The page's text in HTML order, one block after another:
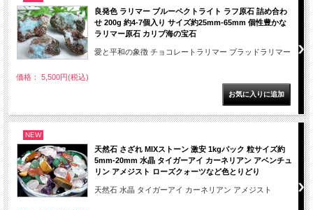
良発色 ラリマー ブルーペクトライト ラフ原石 詰め合わ
せ 200g 約4-7個入り サイズ約25mm-65mm 個性豊かな
ラリマー原石 カリブ海の宝石
愛と平和の象徴 チョコレートラリマー ブラッドラリマー
価格： 5,500円(税込)
NEW
天然石 さざれ MIXストーン 激安 1kgパック 粒サイズ約
5mm-20mm 水晶 タイガーアイ カーネリアン アベンチュ
リン アメジスト ローズクォーツなど色とりどり
天然石 水晶 タイガーアイ カーネリアン アメジスト